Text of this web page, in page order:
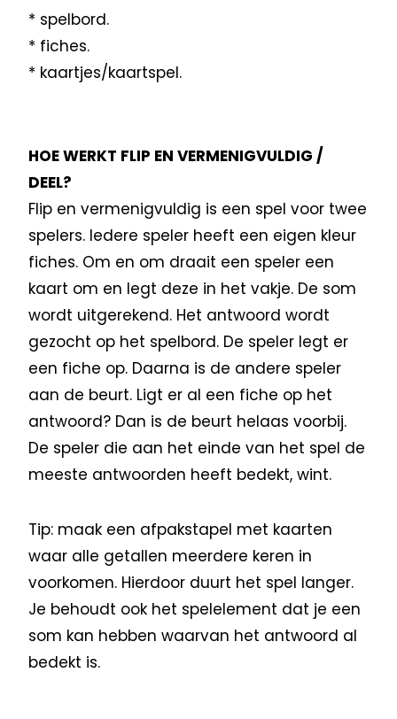
* spelbord.
* fiches.
* kaartjes/kaartspel.
HOE WERKT FLIP EN VERMENIGVULDIG /
DEEL?
Flip en vermenigvuldig is een spel voor twee
spelers. Iedere speler heeft een eigen kleur
fiches. Om en om draait een speler een
kaart om en legt deze in het vakje. De som
wordt uitgerekend. Het antwoord wordt
gezocht op het spelbord. De speler legt er
een fiche op. Daarna is de andere speler
aan de beurt. Ligt er al een fiche op het
antwoord? Dan is de beurt helaas voorbij.
De speler die aan het einde van het spel de
meeste antwoorden heeft bedekt, wint.
Tip: maak een afpakstapel met kaarten
waar alle getallen meerdere keren in
voorkomen. Hierdoor duurt het spel langer.
Je behoudt ook het spelelement dat je een
som kan hebben waarvan het antwoord al
bedekt is.